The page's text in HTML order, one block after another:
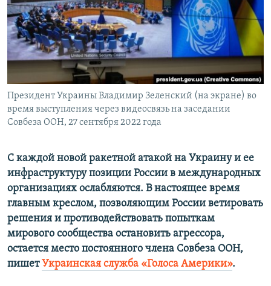
ПОБЕДИТЕЛЕЙ НЕ СУДЯТ?
КРЫМ.НЕПОКОРЕННЫЙ
ELIFBE
УКРАИНСКАЯ ПРОБЛЕМА КРЫМА
ПРИСОЕДИНЯЙТЕСЬ!
Все сайты RFE/RL
Президент Украины Владимир Зеленский (на экране) во
время выступления через видеосвязь на заседании
Совбеза ООН, 27 сентября 2022 года
С каждой новой ракетной атакой на Украину и ее
инфраструктуру позиции России в международных
организациях ослабляются. В настоящее время
главным креслом, позволяющим России ветировать
решения и противодействовать попыткам
мирового сообщества остановить агрессора,
остается место постоянного члена Совбеза ООН,
пишет Украинская служба «Голоса Америки».